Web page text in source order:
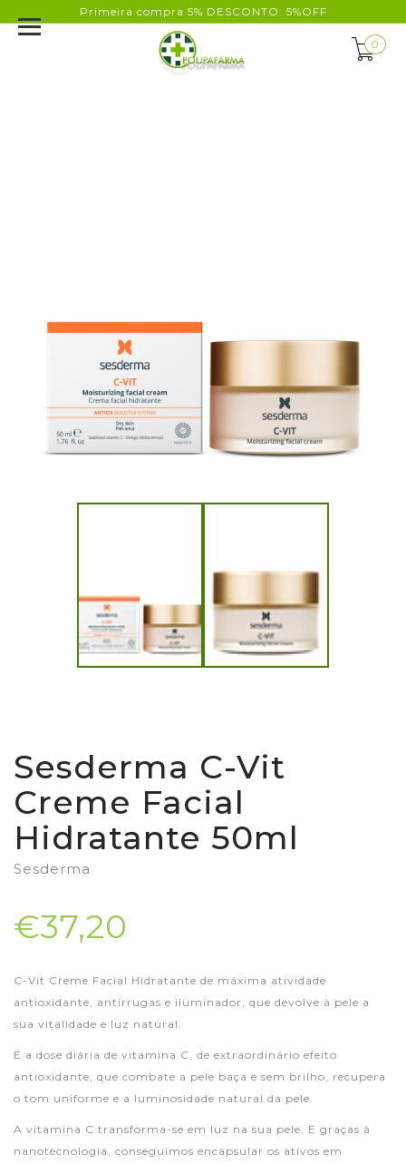
Primeira compra 5% DESCONTO: 5%OFF
0
Sesderma C-Vit
Creme Facial
Hidratante 50ml
Sesderma
€37,20
C-Vit Creme Facial Hidratante de máxima atividade
antioxidante, antirrugas e iluminador, que devolve à pele a
sua vitalidade e luz natural.
É a dose diária de vitamina C, de extraordinário efeito
antioxidante, que combate a pele baça e sem brilho, recupera
o tom uniforme e a luminosidade natural da pele.
A vitamina C transforma-se em luz na sua pele. E graças à
nanotecnologia, conseguimos encapsular os ativos em